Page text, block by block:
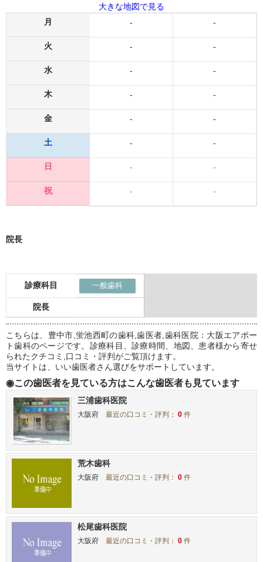
大きな地図で見る
月
火
水
木
金
土
日
祝
-
-
-
-
-
-
-
-
-
-
-
-
-
-
-
-
院長
診療科目 一般歯科
院長
こちらは、豊中市,蛍池西町の歯科,歯医者,歯科医院：大阪エアポー
ト歯科のページです。診療科目、診療時間、地図、患者様から寄せ
られたクチコミ,口コミ・評判がご覧頂けます。
当サイトは、いい歯医者さん選びをサポートしています。
◉この歯医者を見ている方はこんな歯医者も見ています
三浦歯科医院
大阪府 最近の口コミ・評判：0 件
荒木歯科
大阪府 最近の口コミ・評判：0 件
松尾歯科医院
大阪府 最近の口コミ・評判：0 件